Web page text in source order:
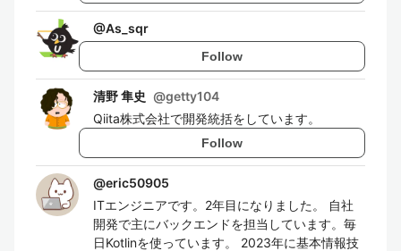
@As_sqr
Follow
清野 隼史 @getty104
Qiita株式会社で開発統括をしています。
Follow
@eric50905
ITエンジニアです。2年目になりました。 自社
開発で主にバックエンドを担当しています。毎
日Kotlinを使っています。 2023年に基本情報技